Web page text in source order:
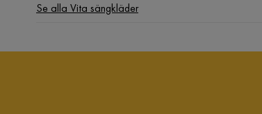
Se alla Vita sängkläder